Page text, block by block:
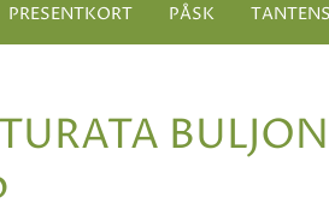
PRESENTKORT PÅSK